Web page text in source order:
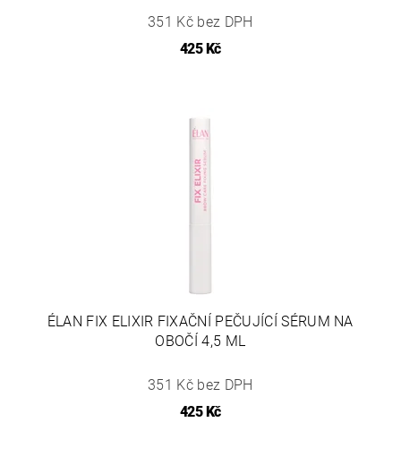
351 Kč bez DPH
425 Kč
ÉLAN FIX ELIXIR FIXAČNÍ PEČUJÍCÍ SÉRUM NA
OBOČÍ 4,5 ML
351 Kč bez DPH
425 Kč